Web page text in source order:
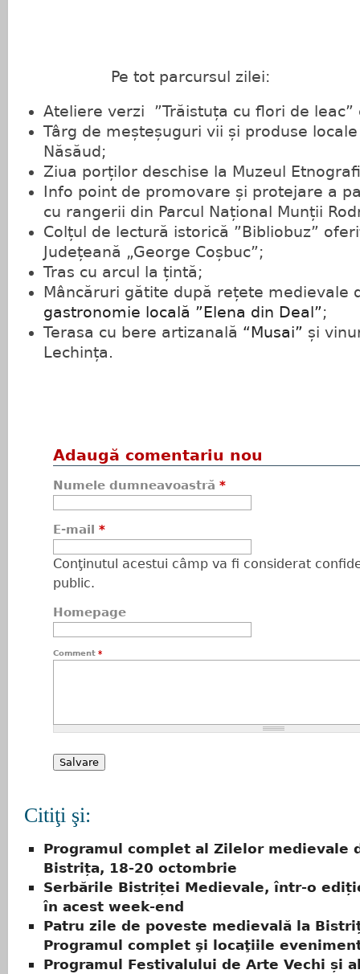
Pe tot parcursul zilei:
Ateliere verzi ”Trăistuța cu flori de leac”
Târg de meșteșuguri vii și produse
Năsăud;
Ziua porților deschise la Muzeul
Info point de promovare și protejare a
cu rangerii din Parcul Național Munții
Colțul de lectură istorică ”Bibliobuz”
Județeană „George Coșbuc”;
Tras cu arcul la țintă;
Mâncăruri gătite după rețete medievale
gastronomie locală ”Elena din Deal”;
Terasa cu bere artizanală “Musai” și
Lechința.
Adaugă comentariu nou
Numele dumneavoastră *
E-mail *
Conţinutul acestui câmp va fi considerat
public.
Homepage
Comment *
Citiţi şi:
Programul complet al Zilelor medievale
Bistrița, 18-20 octombrie
Serbările Bistriței Medievale, într-o
în acest week-end
Patru zile de poveste medievală la
Programul complet şi locaţiile
Programul Festivalului de Arte Vechi și